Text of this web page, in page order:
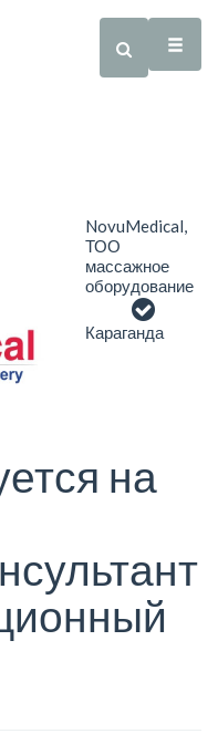
NovuMedical,
ТОО
массажное
оборудование
Караганда
на